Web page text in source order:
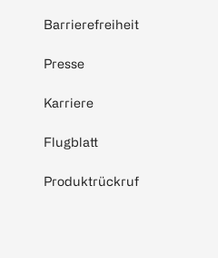
Barrierefreiheit
Presse
Karriere
Flugblatt
Produktrückruf